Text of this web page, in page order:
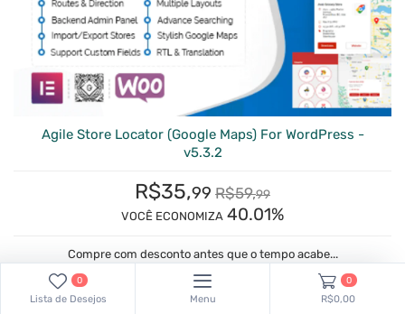
Agile Store Locator (Google Maps) For WordPress -
v5.3.2
R$35,99 R$59,99
VOCÊ ECONOMIZA 40.01%
Compre com desconto antes que o tempo acabe...
horas :
0
Lista de Desejos Menu
0
R$0,00